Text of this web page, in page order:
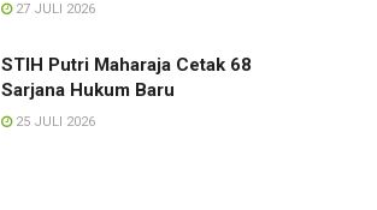
27 JULI 2026
STIH Putri Maharaja Cetak 68
Sarjana Hukum Baru
25 JULI 2026